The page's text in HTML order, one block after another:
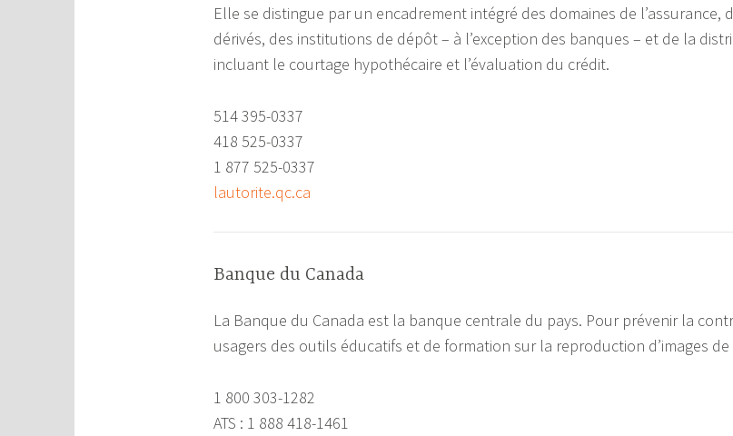
Elle se distingue par un encadrement intégré des domaines de
dérivés, des institutions de dépôt – à l’exception des banques – et de la
incluant le courtage hypothécaire et l’évaluation du crédit.
514 395-0337
418 525-0337
1 877 525-0337
lautorite.qc.ca
Banque du Canada
La Banque du Canada est la banque centrale du pays. Pour prévenir la
usagers des outils éducatifs et de formation sur la reproduction d’images
1 800 303-1282
ATS : 1 888 418-1461